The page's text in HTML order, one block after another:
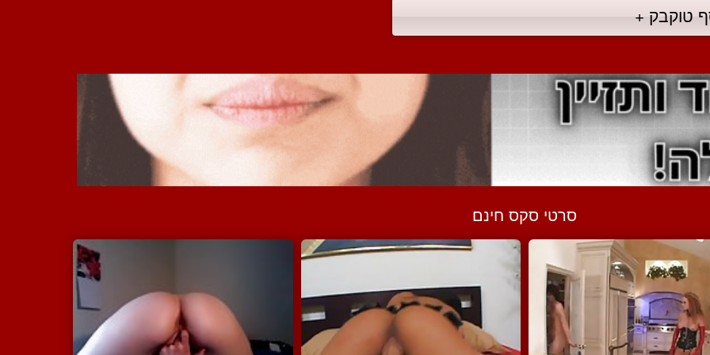
טוקבק +
סרטי סקס חינם